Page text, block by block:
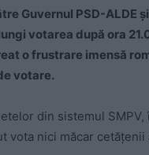
Guvernul PSD-ALDE
votarea după ora
o frustrare imensă
votare.
din sistemul
vota nici măcar